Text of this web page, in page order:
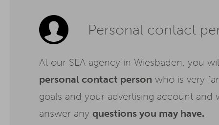
Personal contact
At our SEA agency in Wiesbaden, you
personal contact person who is very
goals and your advertising account and
answer any questions you may have.